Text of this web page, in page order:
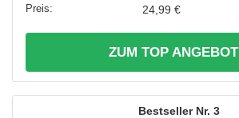
24,99 €
ZUM TOP
3